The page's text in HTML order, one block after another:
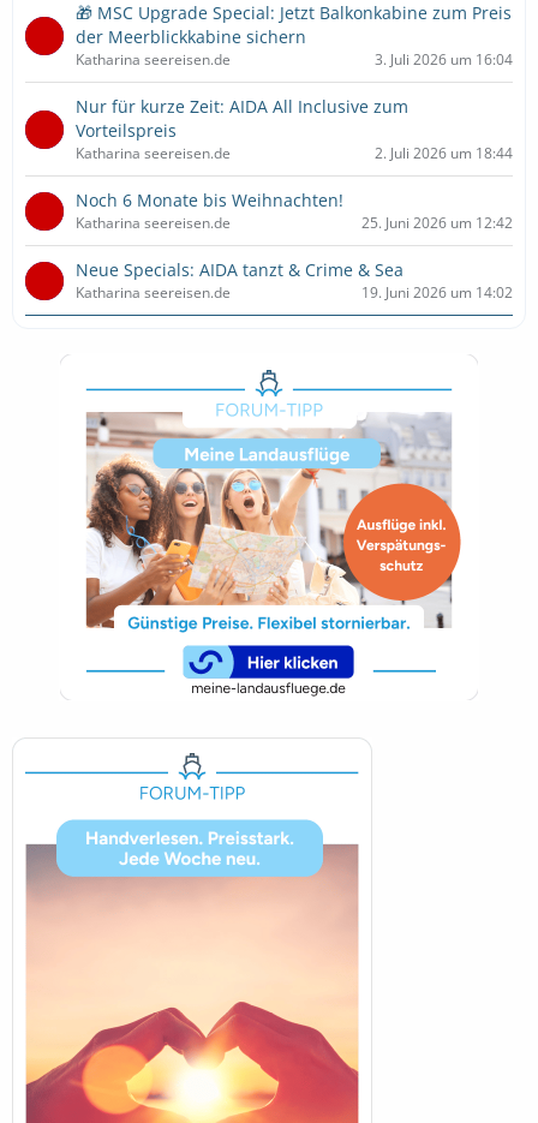
🎁 MSC Upgrade Special: Jetzt Balkonkabine zum Preis
der Meerblickkabine sichern
Katharina seereisen.de 3. Juli 2026 um 16:04
Nur für kurze Zeit: AIDA All Inclusive zum
Vorteilspreis
Katharina seereisen.de 2. Juli 2026 um 18:44
Noch 6 Monate bis Weihnachten!
Katharina seereisen.de 25. Juni 2026 um 12:42
Neue Specials: AIDA tanzt & Crime & Sea
Katharina seereisen.de 19. Juni 2026 um 14:02